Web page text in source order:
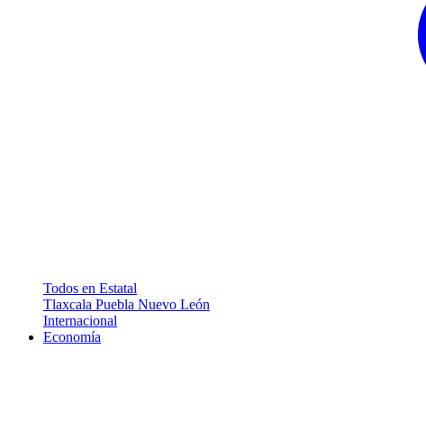
Todos en Estatal
Tlaxcala Puebla Nuevo León
Internacional
Economía